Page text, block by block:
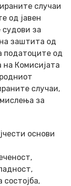
случаи
од јавен
за
заштита од
податоците од
Комисијата
случаи,
за
основи
состојба,